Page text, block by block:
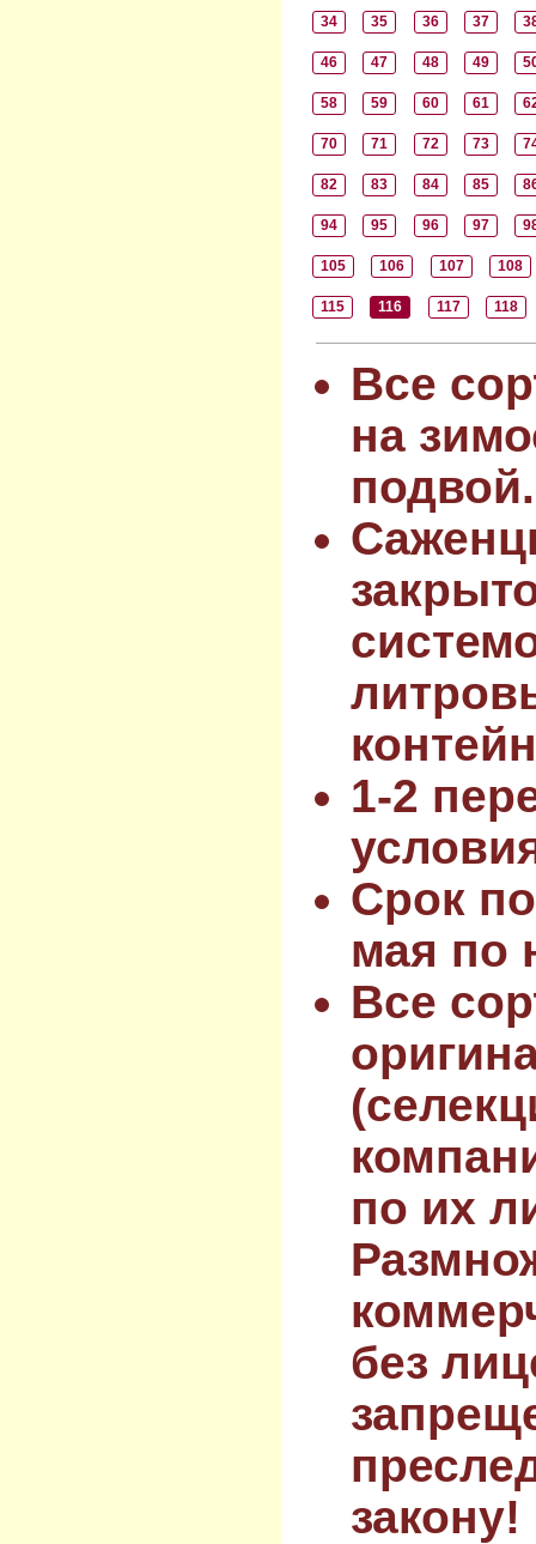
34 35 36 37
46 47 48 49
58 59 60 61
70 71 72 73
82 83 84 85
94 95 96 97
105 106 107 108
115 116 117 118
Все
на
подвой.
1-2
Срок
мая по
Все
по их
без
закону!